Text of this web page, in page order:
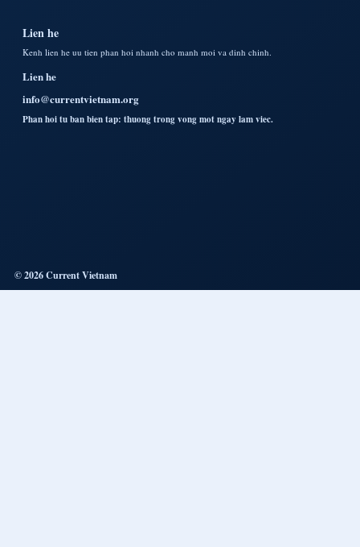
Lien he
Kenh lien he uu tien phan hoi nhanh cho manh moi va dinh chinh.
Lien he
info@currentvietnam.org
Phan hoi tu ban bien tap: thuong trong vong mot ngay lam viec.
© 2026 Current Vietnam